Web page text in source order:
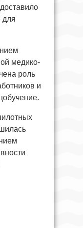
для
медико-
роль
и